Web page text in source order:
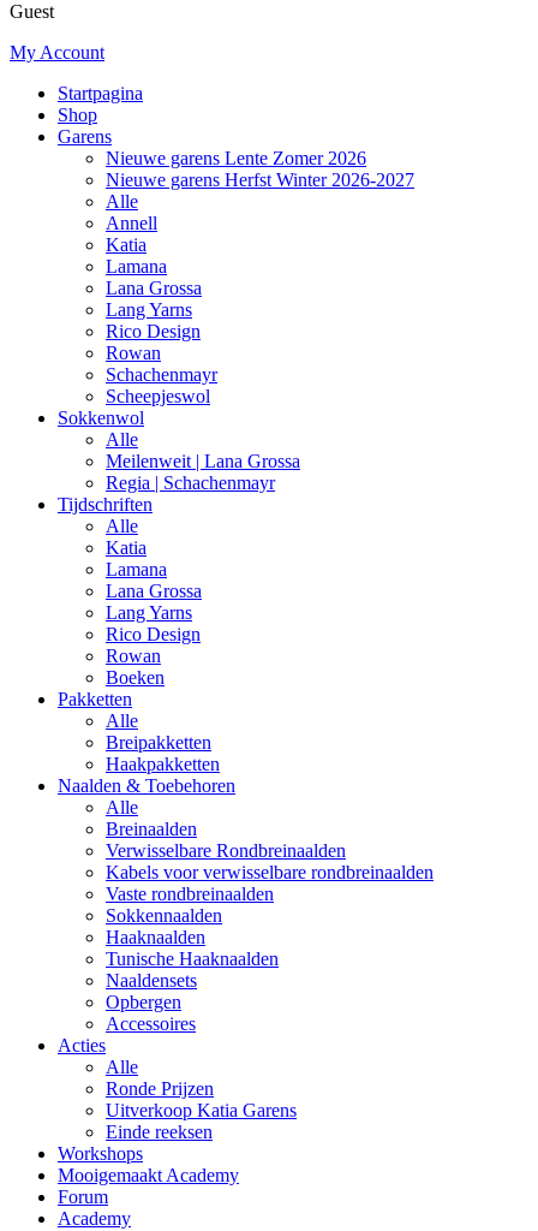
Guest
My Account
Startpagina
Shop
Garens
Nieuwe garens Lente Zomer 2026
Nieuwe garens Herfst Winter 2026-2027
Alle
Annell
Katia
Lamana
Lana Grossa
Lang Yarns
Rico Design
Rowan
Schachenmayr
Scheepjeswol
Sokkenwol
Alle
Meilenweit | Lana Grossa
Regia | Schachenmayr
Tijdschriften
Alle
Katia
Lamana
Lana Grossa
Lang Yarns
Rico Design
Rowan
Boeken
Pakketten
Alle
Breipakketten
Haakpakketten
Naalden & Toebehoren
Alle
Breinaalden
Verwisselbare Rondbreinaalden
Kabels voor verwisselbare rondbreinaalden
Vaste rondbreinaalden
Sokkennaalden
Haaknaalden
Tunische Haaknaalden
Naaldensets
Opbergen
Accessoires
Acties
Alle
Ronde Prijzen
Uitverkoop Katia Garens
Einde reeksen
Workshops
Mooigemaakt Academy
Forum
Academy